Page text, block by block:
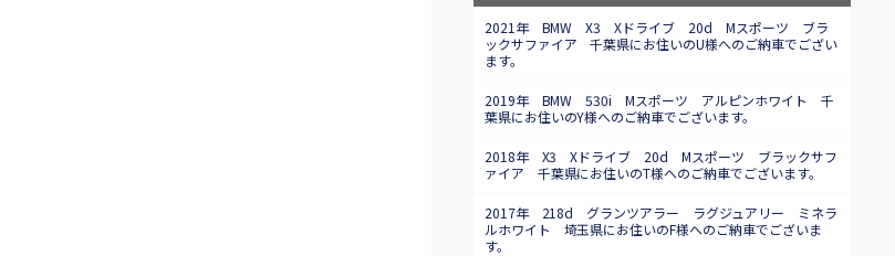
2021年 BMW X3 Xドライブ 20d Mスポーツ ブラ
ックサファイア 千葉県にお住いのU様へのご納車でござい
ます。
2019年 BMW 530i Mスポーツ アルピンホワイト 千
葉県にお住いのY様へのご納車でございます。
2018年 X3 Xドライブ 20d Mスポーツ ブラックサフ
ァイア 千葉県にお住いのT様へのご納車でございます。
2017年 218d グランツアラー ラグジュアリー ミネラ
ルホワイト 埼玉県にお住いのF様へのご納車でございま
す。